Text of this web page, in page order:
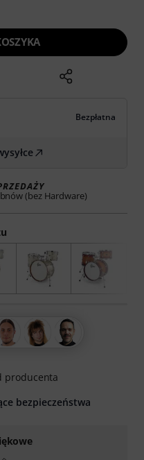
Bezpłatna
(bez Hardware)
producenta
bezpieczeństwa